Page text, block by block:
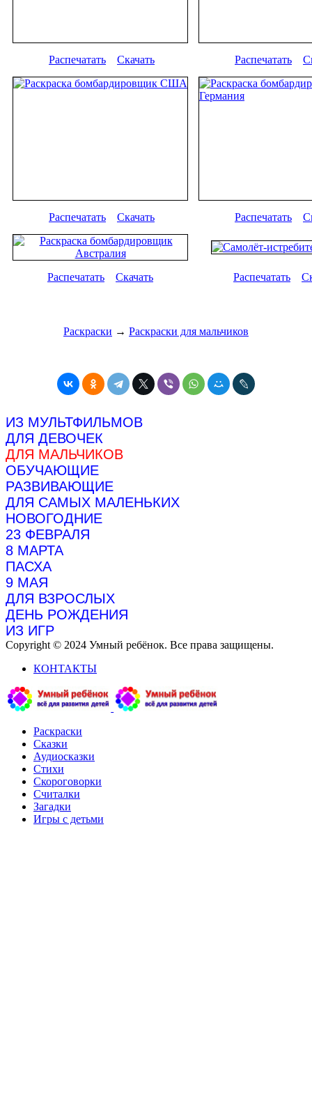
Распечатать Скачать Распечатать
Распечатать Скачать Распечатать
Распечатать Скачать Распечатать
Раскраски → Раскраски для мальчиков
ИЗ МУЛЬТФИЛЬМОВ
ДЛЯ ДЕВОЧЕК
ДЛЯ МАЛЬЧИКОВ
ОБУЧАЮЩИЕ
РАЗВИВАЮЩИЕ
ДЛЯ САМЫХ МАЛЕНЬКИХ
НОВОГОДНИЕ
23 ФЕВРАЛЯ
8 МАРТА
ПАСХА
9 МАЯ
ДЛЯ ВЗРОСЛЫХ
ДЕНЬ РОЖДЕНИЯ
ИЗ ИГР
Copyright © 2024 Умный ребёнок. Все права защищены.
КОНТАКТЫ
Раскраски
Сказки
Аудиосказки
Стихи
Скороговорки
Считалки
Загадки
Игры с детьми